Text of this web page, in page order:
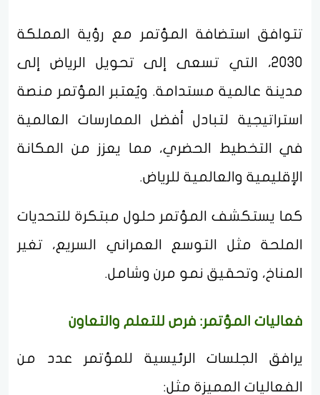
تتوافق استضافة المؤتمر مع رؤية المملكة
2030، التي تسعى إلى تحويل الرياض إلى
مدينة عالمية مستدامة. ويُعتبر المؤتمر منصة
استراتيجية لتبادل أفضل الممارسات العالمية
في التخطيط الحضري، مما يعزز من المكانة
الإقليمية والعالمية للرياض.
كما يستكشف المؤتمر حلول مبتكرة للتحديات
الملحة مثل التوسع العمراني السريع، تغير
المناخ، وتحقيق نمو مرن وشامل.
فعاليات المؤتمر: فرص للتعلم والتعاون
يرافق الجلسات الرئيسية للمؤتمر عدد من
الفعاليات المميزة مثل: